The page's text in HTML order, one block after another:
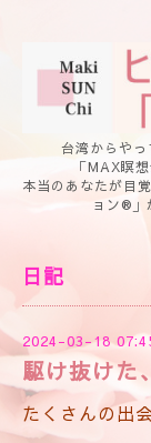
台湾からや
「MAX瞑
本当のあなたが目
ョン®」
日記
2024-03-18
駆け抜けた